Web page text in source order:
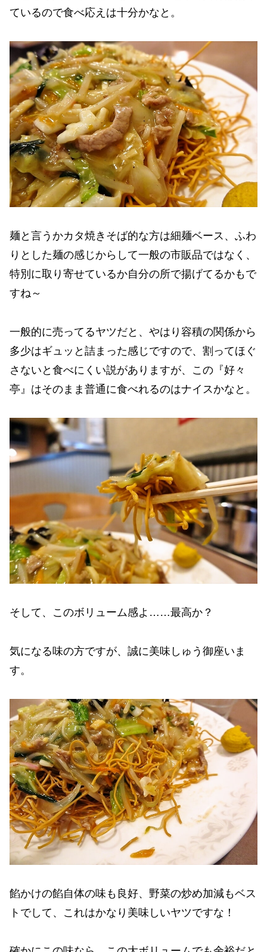
ているので食べ応えは十分かなと。
麺と言うかカタ焼きそば的な方は細麺ベース、ふわ
りとした麺の感じからして一般の市販品ではなく、
特別に取り寄せているか自分の所で揚げてるかもで
すね～
一般的に売ってるヤツだと、やはり容積の関係から
多少はギュッと詰まった感じですので、割ってほぐ
さないと食べにくい説がありますが、この『好々
亭』はそのまま普通に食べれるのはナイスかなと。
そして、このボリューム感よ……最高か？
気になる味の方ですが、誠に美味しゅう御座いま
す。
餡かけの餡自体の味も良好、野菜の炒め加減もベス
トでして、これはかなり美味しいヤツですな！